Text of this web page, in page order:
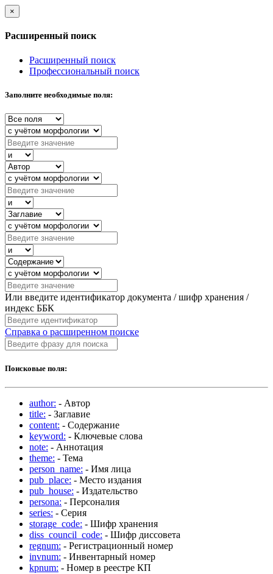
×
Расширенный поиск
Расширенный поиск
Профессиональный поиск
Заполните необходимые поля:
Или введите идентификатор документа / шифр хранения /
индекс ББК
Справка о расширенном поиске
Поисковые поля:
author: - Автор
title: - Заглавие
content: - Содержание
keyword: - Ключевые слова
note: - Аннотация
theme: - Тема
person_name: - Имя лица
pub_place: - Место издания
pub_house: - Издательство
persona: - Персоналия
series: - Серия
storage_code: - Шифр хранения
diss_council_code: - Шифр диссовета
regnum: - Регистрационный номер
invnum: - Инвентарный номер
kpnum: - Номер в реестре КП